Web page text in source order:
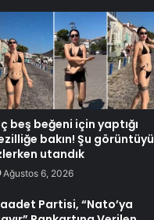
beş beğeni için yaptığı
bakın! Şu görüntüyü
utandık
Ağustos 6, 2026
Partisi, “Nato’ya